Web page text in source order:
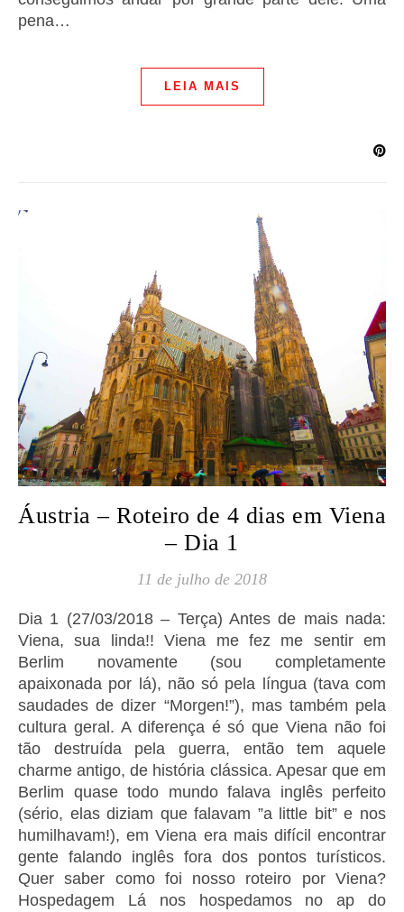
pena…
LEIA MAIS
Áustria – Roteiro de 4 dias em Viena
– Dia 1
11 de julho de 2018
Dia 1 (27/03/2018 – Terça) Antes de mais nada:
Viena, sua linda!! Viena me fez me sentir em
Berlim novamente (sou completamente
apaixonada por lá), não só pela língua (tava com
saudades de dizer “Morgen!”), mas também pela
cultura geral. A diferença é só que Viena não foi
tão destruída pela guerra, então tem aquele
charme antigo, de história clássica. Apesar que em
Berlim quase todo mundo falava inglês perfeito
(sério, elas diziam que falavam ”a little bit” e nos
humilhavam!), em Viena era mais difícil encontrar
gente falando inglês fora dos pontos turísticos.
Quer saber como foi nosso roteiro por Viena?
Hospedagem Lá nos hospedamos no ap do